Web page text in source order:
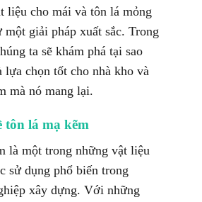
liệu cho mái và tôn lá mỏng
một giải pháp xuất sắc. Trong
ta sẽ khám phá tại sao
lựa chọn tốt cho nhà kho và
mà nó mang lại.
tôn lá mạ kẽm
là một trong những vật liệu
sử dụng phổ biến trong
xây dựng. Với những